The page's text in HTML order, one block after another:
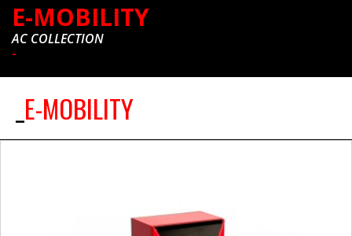
E-MOBILITY
AC COLLECTION
-
E-MOBILITY